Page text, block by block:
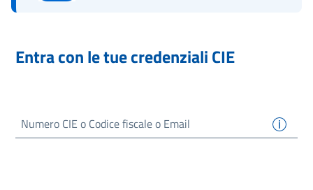
Entra con le tue credenziali CIE
NumeroCIE o Codice fiscale o Email